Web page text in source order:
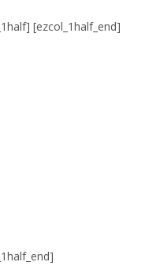
[ezcol_1half_end]